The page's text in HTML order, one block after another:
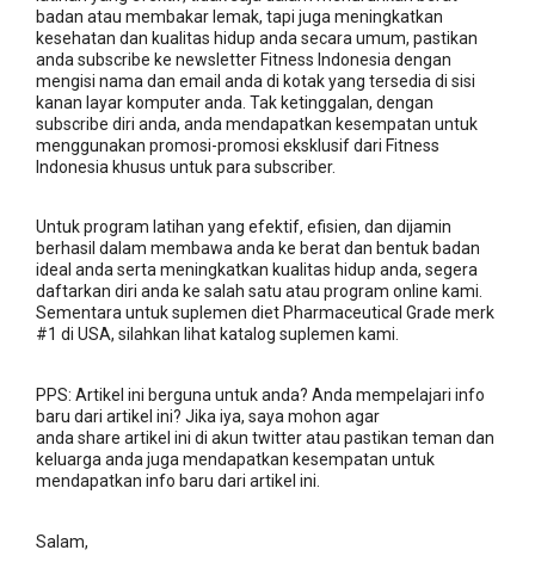
badan atau membakar lemak, tapi juga meningkatkan
kesehatan dan kualitas hidup anda secara umum, pastikan
anda subscribe ke newsletter Fitness Indonesia dengan
mengisi nama dan email anda di kotak yang tersedia di sisi
kanan layar komputer anda. Tak ketinggalan, dengan
subscribe diri anda, anda mendapatkan kesempatan untuk
menggunakan promosi-promosi eksklusif dari Fitness
Indonesia khusus untuk para subscriber.
Untuk program latihan yang efektif, efisien, dan dijamin
berhasil dalam membawa anda ke berat dan bentuk badan
ideal anda serta meningkatkan kualitas hidup anda, segera
daftarkan diri anda ke salah satu atau program online kami.
Sementara untuk suplemen diet Pharmaceutical Grade merk
#1 di USA, silahkan lihat katalog suplemen kami.
PPS: Artikel ini berguna untuk anda? Anda mempelajari info
baru dari artikel ini? Jika iya, saya mohon agar
anda share artikel ini di akun twitter atau pastikan teman dan
keluarga anda juga mendapatkan kesempatan untuk
mendapatkan info baru dari artikel ini.
Salam,